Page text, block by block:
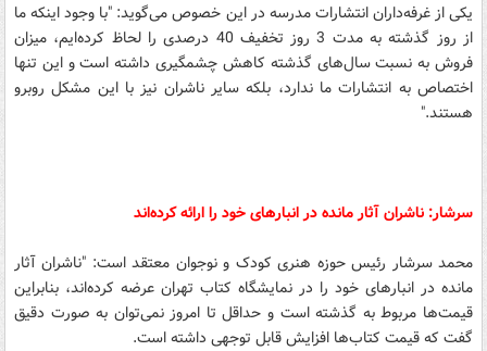
یکی از غرفه‌داران انتشارات مدرسه در این خصوص می‌گوید: "با وجود اینکه ما
از روز گذشته به مدت 3 روز تخفیف 40 درصدی را لحاظ کرده‌ایم، میزان
فروش به نسبت سال‌های گذشته کاهش چشمگیری داشته است و این تنها
اختصاص به انتشارات ما ندارد، ‌بلکه سایر ناشران نیز با این مشکل روبرو
هستند."
سرشار: ناشران آثار مانده در انبارهای خود را ارائه کرده‌اند
محمد سرشار رئیس حوزه هنری کودک و نوجوان معتقد است: "ناشران آثار
مانده در انبارهای خود را در نمایشگاه کتاب تهران عرضه کرده‌اند،‌ بنابراین
قیمت‌ها مربوط به گذشته است و حداقل تا امروز نمی‌توان به صورت دقیق
گفت که قیمت کتاب‌ها افزایش قابل توجهی داشته است.